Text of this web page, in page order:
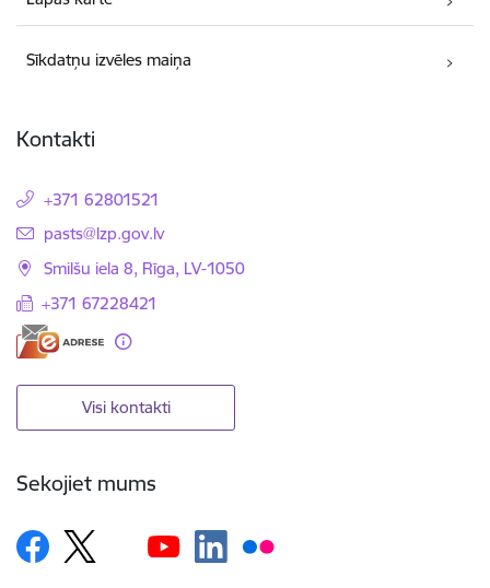
Sīkdatņu izvēles maiņa
Kontakti
+371 62801521
E-pasts:
pasts@lzp.gov.lv
Smilšu iela 8, Rīga, LV-1050
+371 67228421
Visi kontakti
Sekojiet mums